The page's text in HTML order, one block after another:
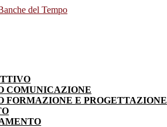
COMUNICAZIONE
FORMAZIONE E PROGETTAZIONE